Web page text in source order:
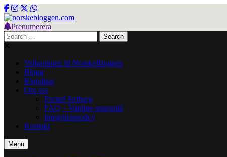
Skip
to
content
norskebloggen.com
Prenumerera
Search
for:
Velkommen til NorskeBloggen
Blogg
Kjendiser
Om oss
Eivind Solberg
FAQ – Vanlige spørsmål
Integritetspolicy
Kontakt
Menu